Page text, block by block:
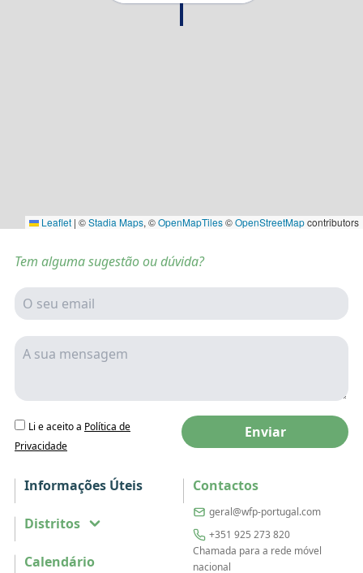
Leaflet | ©Stadia Maps, ©OpenMapTiles©OpenStreetMapcontributors
Informações Úteis
Distritos
Calendário
Contactos
geral@wfp-portugal.com
+351 925 273 820
Chamada para a rede móvel
nacional
Tem alguma sugestão ou dúvida?
Li e aceito a Política de
Privacidade
Enviar